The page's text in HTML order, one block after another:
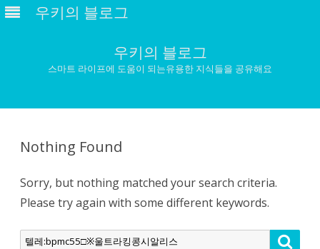
우키의 블로그
우키의 블로그
스마트 라이프에 도움이 되는유용한 지식들을 공유해요
Nothing Found
Sorry, but nothing matched your search criteria.
Please try again with some different keywords.
Search